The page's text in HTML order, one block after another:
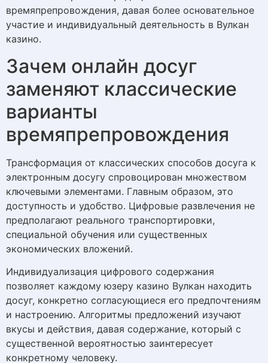
времяпрепровождения, давая более основательное
участие и индивидуальный деятельность в Вулкан
казино.
Зачем онлайн досуг
заменяют классические
варианты
времяпрепровождения
Трансформация от классических способов досуга к
электронным досугу спровоцирован множеством
ключевыми элементами. Главным образом, это
доступность и удобство. Цифровые развлечения не
предполагают реального транспортировки,
специальной обучения или существенных
экономических вложений.
Индивидуализация цифрового содержания
позволяет каждому юзеру казино Вулкан находить
досуг, конкретно согласующиеся его предпочтениям
и настроению. Алгоритмы предложений изучают
вкусы и действия, давая содержание, который с
существенной вероятностью заинтересует
конкретному человеку.